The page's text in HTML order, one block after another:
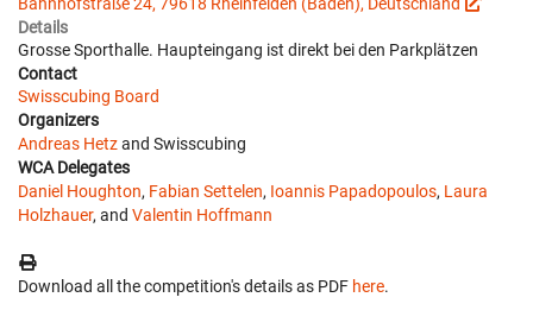
Details
Grosse Sporthalle. Haupteingang ist direkt bei den Parkplätzen
Contact
Swisscubing Board
Organizers
Andreas Hetzand Swisscubing
WCA Delegates
Daniel Houghton, Fabian Settelen, Ioannis Papadopoulos, Laura
Holzhauer, and Valentin Hoffmann
Download all the competition's details as PDF here.